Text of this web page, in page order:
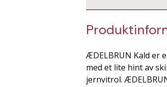
ÆDELBRUN Kald er
med et lite hint av
jernvitrol.